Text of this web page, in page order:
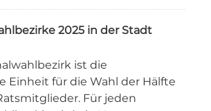
2025 in der Stadt
ist die
Einheit für die Wahl der Hälfte
Für jeden